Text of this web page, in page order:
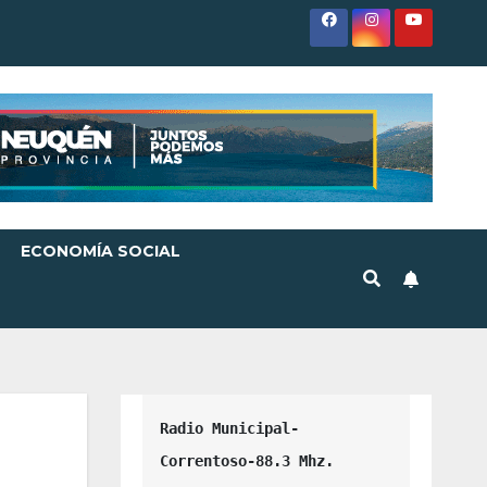
ECONOMÍA SOCIAL
Radio Municipal-
Correntoso-88.3 Mhz.